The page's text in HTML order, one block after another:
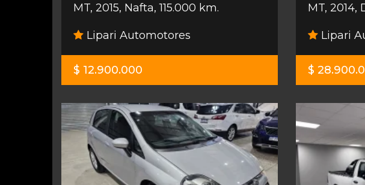
MT, 2015, Nafta,115.000 km.
Lipari Automotores
$ 12.900.000
MT, 2014,
Lipari
$